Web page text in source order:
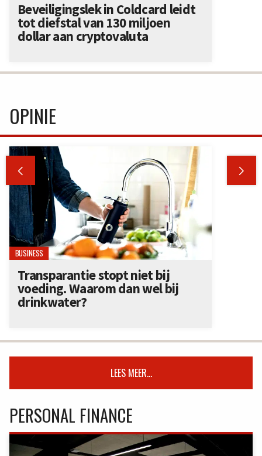
Beveiligingslek in Coldcard leidt
tot diefstal van 130 miljoen
dollar aan cryptovaluta
OPINIE
 
BUSINESS
Transparantie stopt niet bij
voeding. Waarom dan wel bij
drinkwater?
LEES MEER...
PERSONAL FINANCE